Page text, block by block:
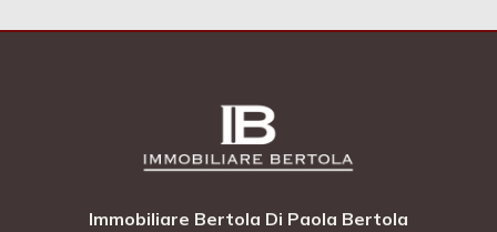
Immobiliare Bertola Di Paola Bertola